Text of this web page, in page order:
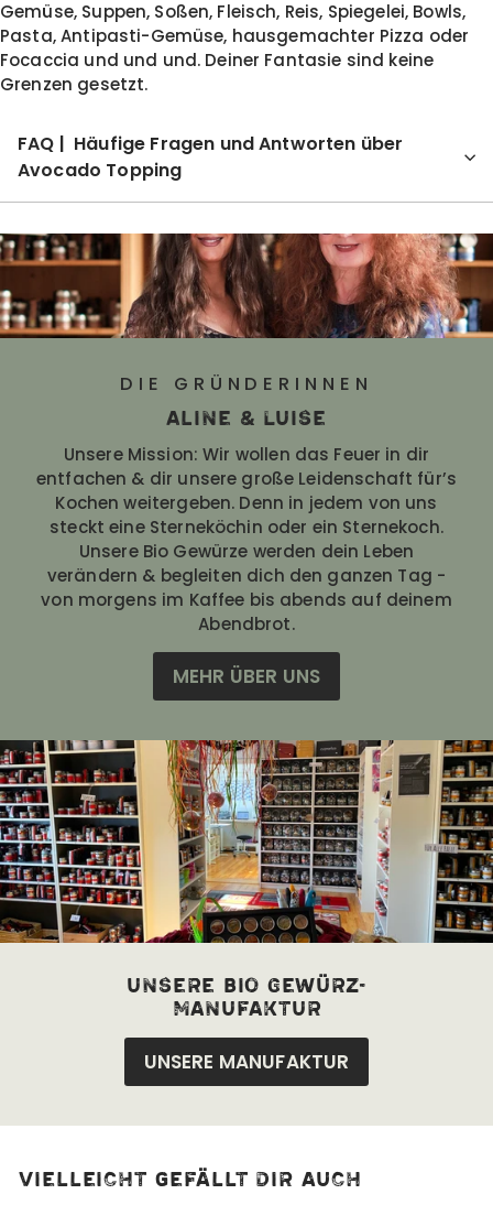
Gemüse, Suppen, Soßen, Fleisch, Reis, Spiegelei, Bowls,
Pasta, Antipasti-Gemüse, hausgemachter Pizza oder
Focaccia und und und. Deiner Fantasie sind keine
Grenzen gesetzt.
FAQ | Häufige Fragen und Antworten über
Avocado Topping
DIE GRÜNDERINNEN
Aline & Luise
Unsere Mission: Wir wollen das Feuer in dir
entfachen & dir unsere große Leidenschaft für’s
Kochen weitergeben. Denn in jedem von uns
steckt eine Sterneköchin oder ein Sternekoch.
Unsere Bio Gewürze werden dein Leben
verändern & begleiten dich den ganzen Tag -
von morgens im Kaffee bis abends auf deinem
Abendbrot.
MEHR ÜBER UNS
unsere bio Gewürz-
manufaktur
UNSERE MANUFAKTUR
Vielleicht gefällt dir auch